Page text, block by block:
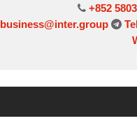
+852
business@inter.group